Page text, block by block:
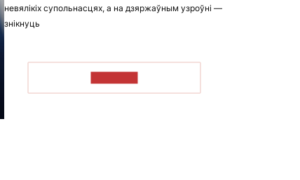
невялікіх супольнасцях, а на дзяржаўным узроўні —
знікнуць